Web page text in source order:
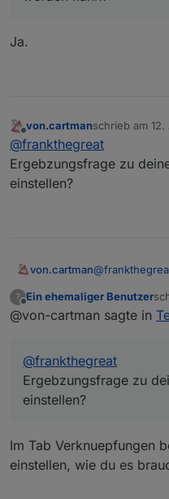
Ja.
Offline
von.cartmanschrieb am 12.
zuletzt editiert
@frankthegreat
Ergebzungsfrage zu
einstellen?
von.cartman@
es einstellen?
? Ein ehemaliger Benutzer
@von-cartman sagte in
@frankthegreat
Ergebzungsfrage zu
einstellen?
Im Tab Verknuepfungen
einstellen, wie du es